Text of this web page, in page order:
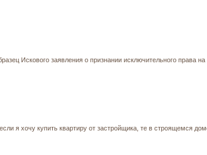
Искового заявления о признании исключительного права
я хочу купить квартиру от застройщика, те в строящемся